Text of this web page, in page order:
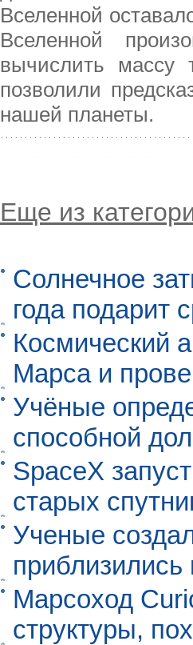
Вселенной
Вселенной
вычислить массу
позволили
нашей планеты.
Еще из
Солнечное
года подарит
Космический
Марса и
Учёные
способной
SpaceX
старых
Ученые
приблизились
Марсоход
структуры,